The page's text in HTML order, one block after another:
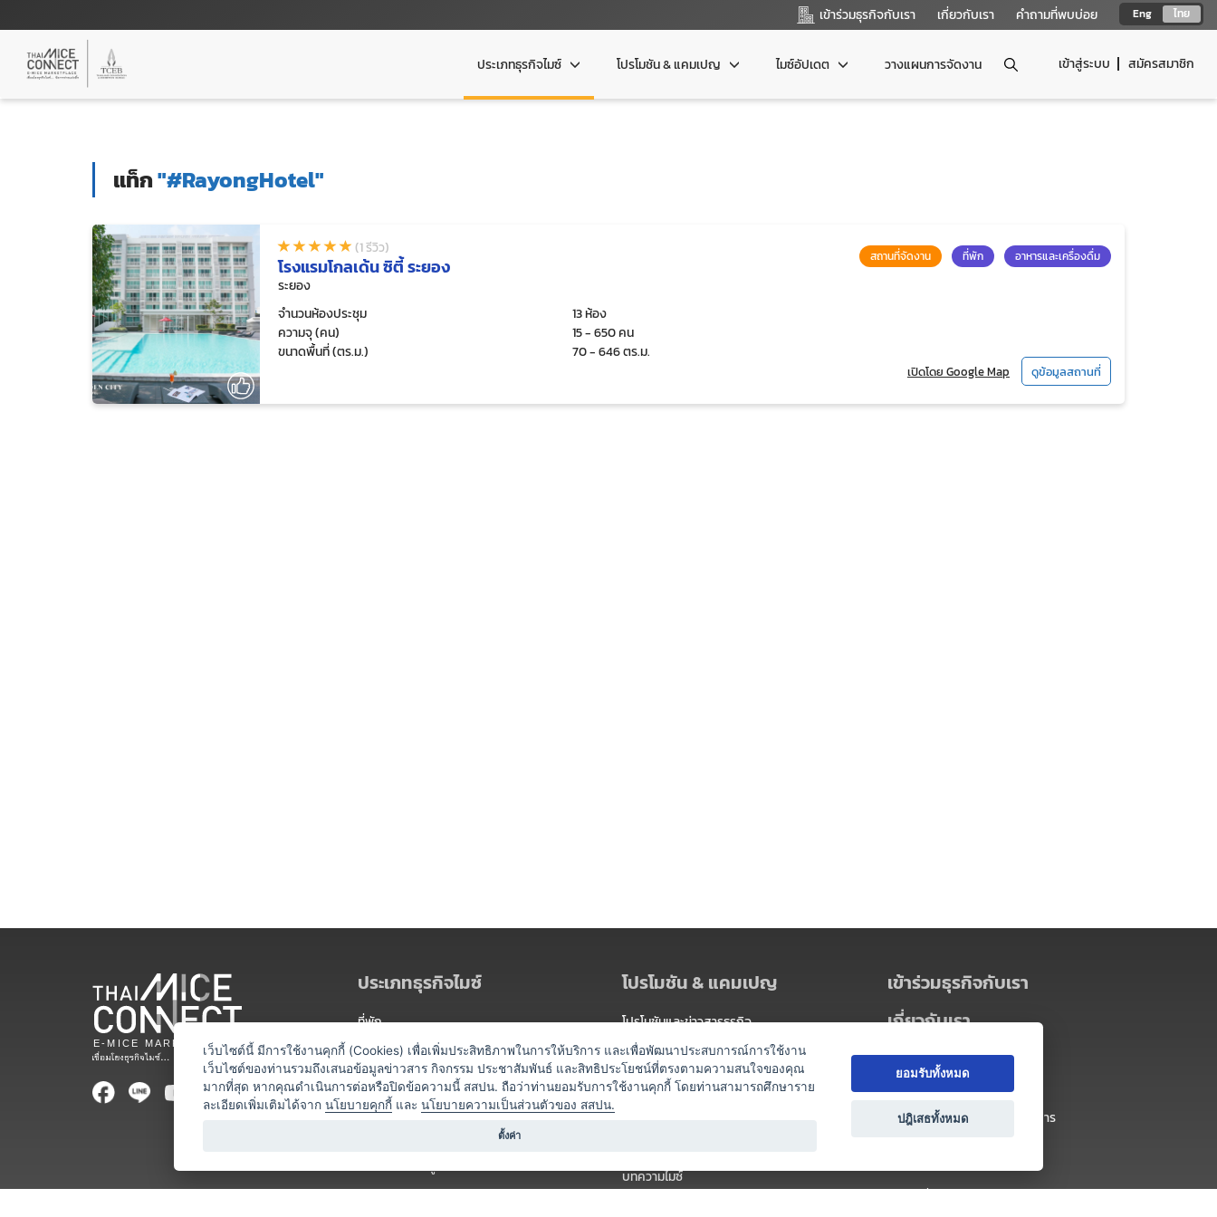
Eng ไทย
เข้าร่วมธุรกิจกับเรา เกี่ยวกับเรา คำถามที่พบบ่อย
เข้าสู่ระบบ สมัครสมาชิก
ประเภทธุรกิจไมซ์ โปรโมชัน & แคมเปญ ไมซ์อัปเดต วางแผนการจัดงาน
แท็ก"#RayongHotel"
(1 รีวิว)
โรงแรมโกลเด้น ซิตี้ ระยอง
ระยอง
สถานที่จัดงาน ที่พัก อาหารและเครื่องดื่ม
จำนวนห้องประชุม
13 ห้อง
ความจุ (คน)
15 - 650 คน
ขนาดพื้นที่ (ตร.ม.)
70 - 646 ตร.ม.
เปิดโดย Google Map ดูข้อมูลสถานที่
ประเภทธุรกิจไมซ์
ที่พัก
สถานที่จัดงาน
ท่องเที่ยว / นำเที่ยว
ออแกไนเซอร์
บริการสำหรับผู้จัดงาน
โปรโมชัน & แคมเปญ
โปรโมชันและข่าวสารธุรกิจ
แพ็กเกจ
แคมเปญ
บทความไมซ์
เข้าร่วมธุรกิจกับเรา
เกี่ยวกับเรา
เกี่ยวกับ Thai MICE Connect
นโยบายความเป็นส่วนตัว
ข้อตกลง และเงื่อนไขการใช้บริการ
เว็บไซต์นี้ มีการใช้งานคุกกี้ (Cookies) เพื่อเพิ่มประสิทธิภาพในการให้บริการ และเพื่อพัฒนาประสบการณ์การใช้งาน
เว็บไซต์ของท่านรวมถึงเสนอข้อมูลข่าวสาร กิจกรรม ประชาสัมพันธ์ และสิทธิประโยชน์ที่ตรงตามความสนใจของคุณ
มากที่สุด หากคุณดำเนินการต่อหรือปิดข้อความนี้ สสปน. ถือว่าท่านยอมรับการใช้งานคุกกี้ โดยท่านสามารถศึกษาราย
ละเอียดเพิ่มเติมได้จาก นโยบายคุกกี้ และ นโยบายความเป็นส่วนตัวของ สสปน.
ตั้งค่า
ยอมรับทั้งหมด
ปฎิเสธทั้งหมด